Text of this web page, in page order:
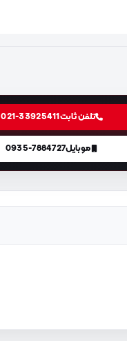
تلفن ثابت021-33925411
موبایل0935-7884727